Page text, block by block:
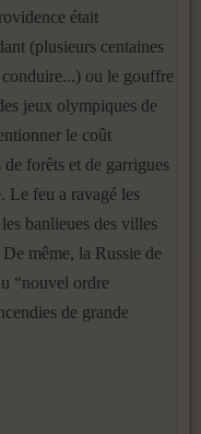
était
(plusieurs centaines
conduire...) ou le gouffre
jeux olympiques de
le coût
forêts et de garrigues
Le feu a ravagé les
banlieues des villes
même, la Russie de
“nouvel ordre
de grande